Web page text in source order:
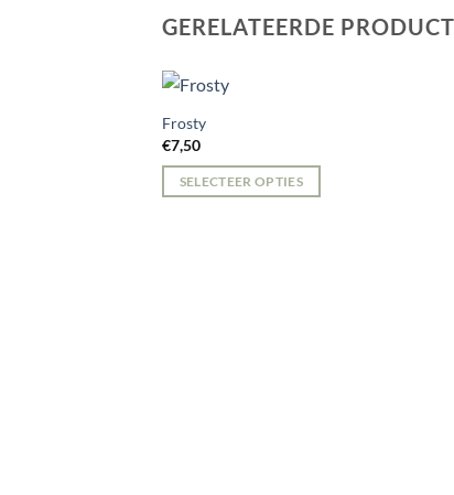
GERELATEERDE
Frosty
€7,50
SELECTEER OPTIES